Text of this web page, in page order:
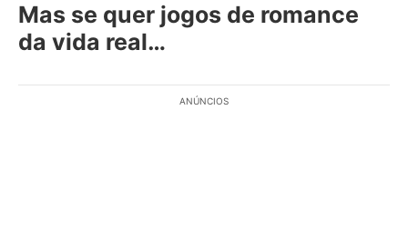
Mas se quer jogos de romance
da vida real…
ANÚNCIOS